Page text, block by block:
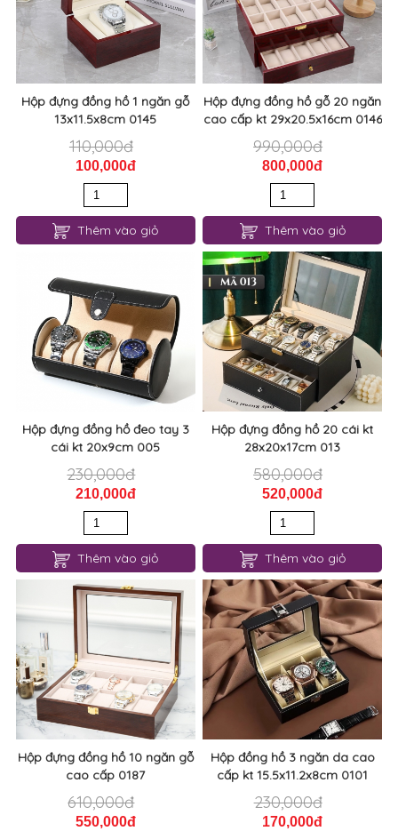
Hộp đựng đồng hồ 1 ngăn gỗ
13x11.5x8cm 0145
110,000đ
100,000đ
Thêm vào giỏ
Hộp đựng đồng hồ gỗ 20 ngăn
cao cấp kt 29x20.5x16cm 0146
990,000đ
800,000đ
Thêm vào giỏ
Hộp đựng đồng hồ đeo tay 3
cái kt 20x9cm 005
230,000đ
210,000đ
Thêm vào giỏ
Hộp đựng đồng hồ 20 cái kt
28x20x17cm 013
580,000đ
520,000đ
Thêm vào giỏ
Hộp đựng đồng hồ 10 ngăn gỗ
cao cấp 0187
610,000đ
550,000đ
Hộp đồng hồ 3 ngăn da cao
cấp kt 15.5x11.2x8cm 0101
230,000đ
170,000đ